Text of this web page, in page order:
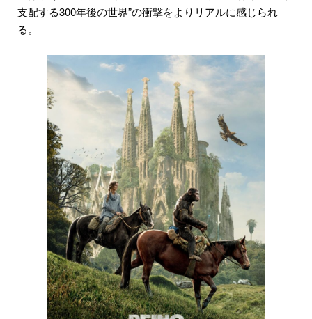
支配する300年後の世界”の衝撃をよりリアルに感じられ
る。